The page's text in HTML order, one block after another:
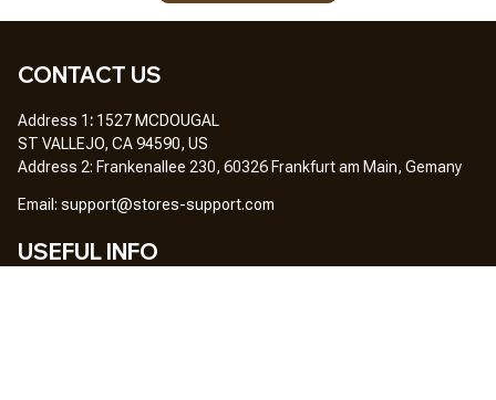
CONTACT US
Address 1: 1527 MCDOUGAL
ST VALLEJO, CA 94590, US
Address 2: Frankenallee 230, 60326 Frankfurt am Main, Gemany
Email: support@stores-support.com
USEFUL INFO